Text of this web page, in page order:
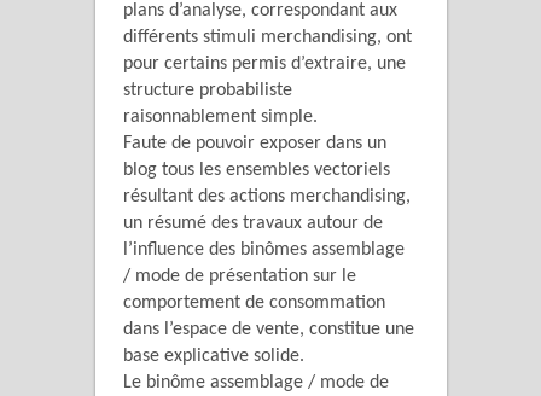
plans d’analyse, correspondant aux
différents stimuli merchandising, ont
pour certains permis d’extraire, une
structure probabiliste
raisonnablement simple.
Faute de pouvoir exposer dans un
blog tous les ensembles vectoriels
résultant des actions merchandising,
un résumé des travaux autour de
l’influence des binômes assemblage
/ mode de présentation sur le
comportement de consommation
dans l’espace de vente, constitue une
base explicative solide.
Le binôme assemblage / mode de